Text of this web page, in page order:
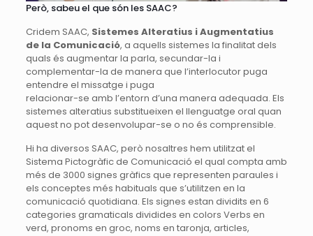
Però, sabeu el que són les SAAC?
Cridem SAAC, Sistemes Alteratius i Augmentatius
de la Comunicació, a aquells sistemes la finalitat dels
quals és augmentar la parla, secundar-la i
complementar-la de manera que l’interlocutor puga
entendre el missatge i puga
relacionar-se amb l’entorn d’una manera adequada. Els
sistemes alteratius substitueixen el llenguatge oral quan
aquest no pot desenvolupar-se o no és comprensible.
Hi ha diversos SAAC, però nosaltres hem utilitzat el
Sistema Pictogràfic de Comunicació el qual compta amb
més de 3000 signes gràfics que representen paraules i
els conceptes més habituals que s’utilitzen en la
comunicació quotidiana. Els signes estan dividits en 6
categories gramaticals dividides en colors Verbs en
verd, pronoms en groc, noms en taronja, articles,